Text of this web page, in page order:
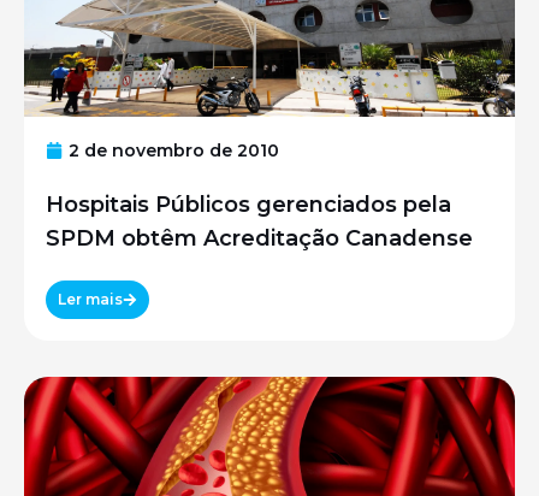
2 de novembro de 2010
Hospitais Públicos gerenciados pela
SPDM obtêm Acreditação Canadense
Ler mais